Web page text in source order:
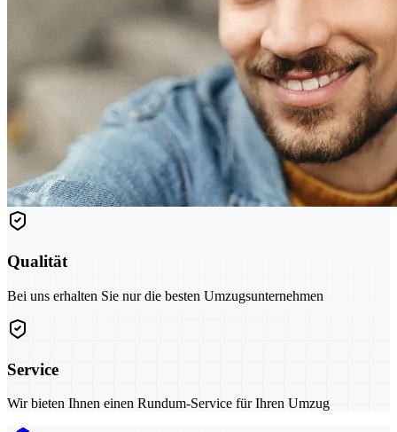
Qualität
Bei uns erhalten Sie nur die besten Umzugsunternehmen
Service
Wir bieten Ihnen einen Rundum-Service für Ihren Umzug